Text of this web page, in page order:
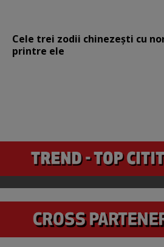
Cele trei zodii chinezești cu
printre ele